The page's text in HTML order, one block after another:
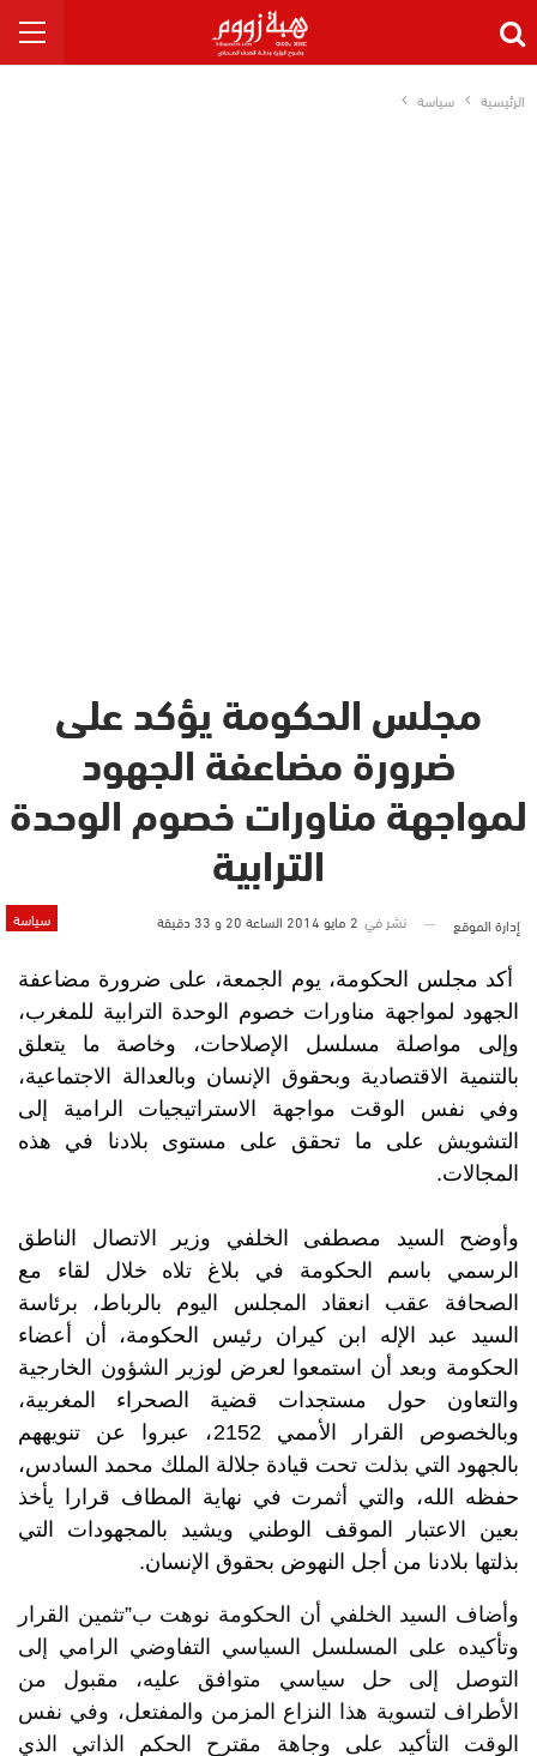
الرئيسية سياسة
مجلس الحكومة يؤكد على
ضرورة مضاعفة الجهود
لمواجهة مناورات خصوم الوحدة
الترابية
سياسة إدارة الموقع نشر في 2 مايو 2014 الساعة 20 و 33 دقيقة
أكد مجلس الحكومة، يوم الجمعة، على ضرورة مضاعفة
الجهود لمواجهة مناورات خصوم الوحدة الترابية للمغرب،
وإلى مواصلة مسلسل الإصلاحات، وخاصة ما يتعلق
بالتنمية الاقتصادية وبحقوق الإنسان وبالعدالة الاجتماعية،
وفي نفس الوقت مواجهة الاستراتيجيات الرامية إلى
التشويش على ما تحقق على مستوى بلادنا في هذه
المجالات.
وأوضح السيد مصطفى الخلفي وزير الاتصال الناطق
الرسمي باسم الحكومة في بلاغ تلاه خلال لقاء مع
الصحافة عقب انعقاد المجلس اليوم بالرباط، برئاسة
السيد عبد الإله ابن كيران رئيس الحكومة، أن أعضاء
الحكومة وبعد أن استمعوا لعرض لوزير الشؤون الخارجية
والتعاون حول مستجدات قضية الصحراء المغربية،
وبالخصوص القرار الأممي 2152، عبروا عن تنويههم
بالجهود التي بذلت تحت قيادة جلالة الملك محمد السادس،
حفظه الله، والتي أثمرت في نهاية المطاف قرارا يأخذ
بعين الاعتبار الموقف الوطني ويشيد بالمجهودات التي
بذلتها بلادنا من أجل النهوض بحقوق الإنسان.
وأضاف السيد الخلفي أن الحكومة نوهت ب”تثمين القرار
وتأكيده على المسلسل السياسي التفاوضي الرامي إلى
التوصل إلى حل سياسي متوافق عليه، مقبول من
الأطراف لتسوية هذا النزاع المزمن والمفتعل، وفي نفس
الوقت التأكيد على وجاهة مقترح الحكم الذاتي الذي